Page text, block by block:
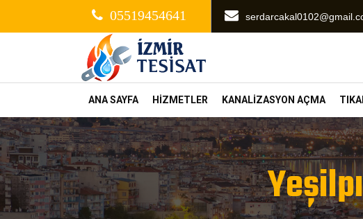
05519454641
ANA SAYFA HİZMETLER KANALİZASYON AÇMA